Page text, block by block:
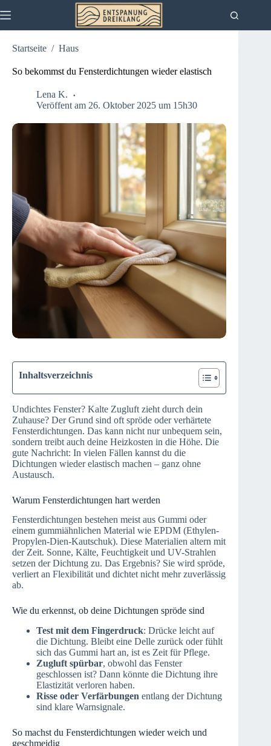
Inhalt
Startseite / Haus
So bekommst du Fensterdichtungen wieder elastisch
Lena K.
Veröffent am 26. Oktober 2025 um 15h30
Inhaltsverzeichnis
Undichtes Fenster? Kalte Zugluft zieht durch dein
Zuhause? Der Grund sind oft spröde oder verhärtete
Fensterdichtungen. Das kann nicht nur unbequem sein,
sondern treibt auch deine Heizkosten in die Höhe. Die
gute Nachricht: In vielen Fällen kannst du die
Dichtungen wieder elastisch machen – ganz ohne
Austausch.
Warum Fensterdichtungen hart werden
Fensterdichtungen bestehen meist aus Gummi oder
einem gummiähnlichen Material wie EPDM (Ethylen-
Propylen-Dien-Kautschuk). Diese Materialien altern mit
der Zeit. Sonne, Kälte, Feuchtigkeit und UV-Strahlen
setzen der Dichtung zu. Das Ergebnis? Sie wird spröde,
verliert an Flexibilität und dichtet nicht mehr zuverlässig
ab.
Wie du erkennst, ob deine Dichtungen spröde sind
Test mit dem Fingerdruck: Drücke leicht auf
die Dichtung. Bleibt eine Delle zurück oder fühlt
sich das Gummi hart an, ist es Zeit für Pflege.
Zugluft spürbar, obwohl das Fenster
geschlossen ist? Dann könnte die Dichtung ihre
Elastizität verloren haben.
Risse oder Verfärbungen entlang der Dichtung
sind klare Warnsignale.
So machst du Fensterdichtungen wieder weich und
geschmeidig